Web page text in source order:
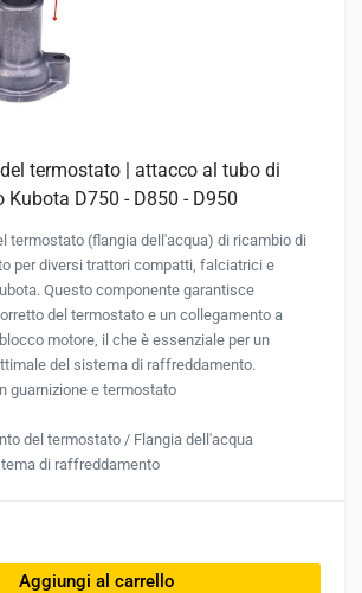
termostato | attacco al tubo di
D750 - D850 - D950
termostato (flangia dell'acqua) di ricambio di
per diversi trattori compatti, falciatrici e
Questo componente garantisce
del termostato e un collegamento a
motore, il che è essenziale per un
del sistema di raffreddamento.
guarnizione e termostato
del termostato / Flangia dell'acqua
di raffreddamento
Aggiungi al carrello